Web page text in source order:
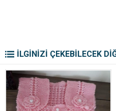
İLGİNİZİ ÇEKEBİLECEK